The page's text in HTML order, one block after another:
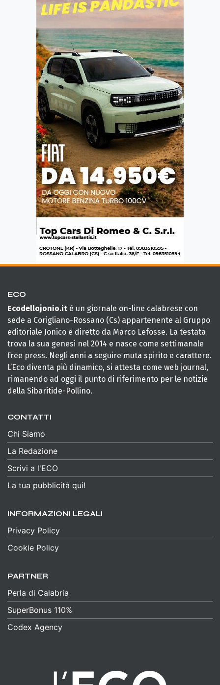
ECO
Ecodellojonio.it è un giornale on-line calabrese con
sede a Corigliano-Rossano (Cs) appartenente al Gruppo
editoriale Jonico e diretto da Marco Lefosse. La testata
trova la sua genesi nel 2014 e nasce come settimanale
free press. Negli anni a seguire muta spirito e carattere.
L’Eco diventa più dinamico, si attesta come web journal,
rimanendo ad oggi il punto di riferimento per le notizie
della Sibaritide-Pollino.
CONTATTI
Chi Siamo
La Redazione
Scrivi a l'ECO
La tua pubblicità qui!
INFORMAZIONI LEGALI
Privacy Policy
Cookie Policy
PARTNER
Perla di Calabria
SuperBonus 110%
Codex Agency